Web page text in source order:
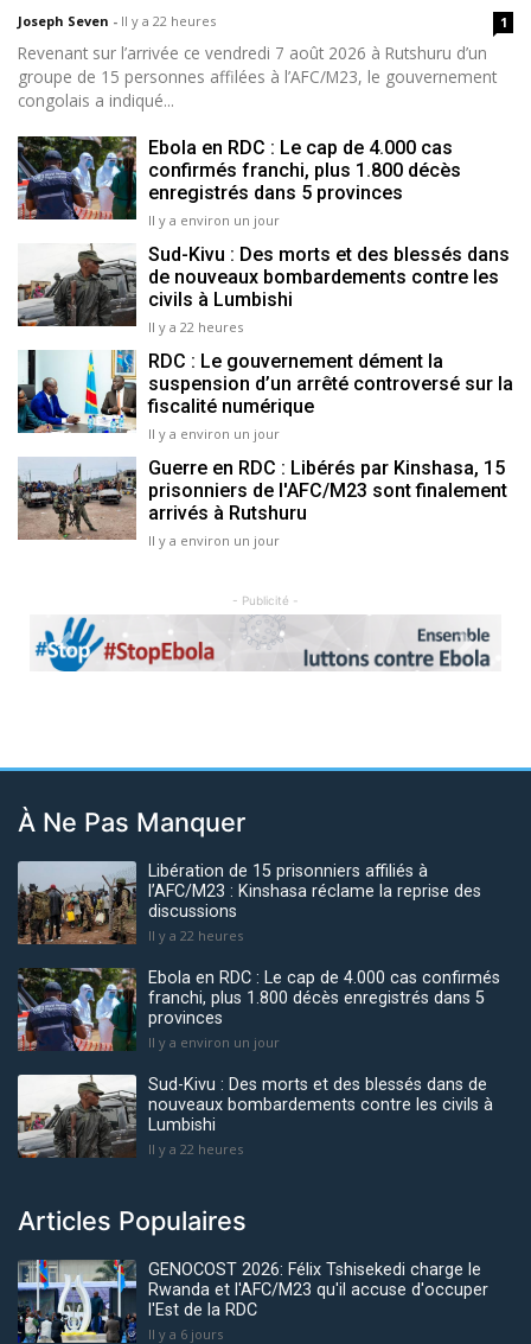
Joseph Seven - Il y a 22 heures 1
Revenant sur l’arrivée ce vendredi 7 août 2026 à Rutshuru d’un
groupe de 15 personnes affilées à l’AFC/M23, le gouvernement
congolais a indiqué...
Ebola en RDC : Le cap de 4.000 cas
confirmés franchi, plus 1.800 décès
enregistrés dans 5 provinces
Il y a environ un jour
Sud-Kivu : Des morts et des blessés dans
de nouveaux bombardements contre les
civils à Lumbishi
Il y a 22 heures
RDC : Le gouvernement dément la
suspension d’un arrêté controversé sur la
fiscalité numérique
Il y a environ un jour
Guerre en RDC : Libérés par Kinshasa, 15
prisonniers de l'AFC/M23 sont finalement
arrivés à Rutshuru
Il y a environ un jour
- Publicité -
Previous Next
À Ne Pas Manquer
Libération de 15 prisonniers affiliés à
l’AFC/M23 : Kinshasa réclame la reprise des
discussions
Il y a 22 heures
Ebola en RDC : Le cap de 4.000 cas confirmés
franchi, plus 1.800 décès enregistrés dans 5
provinces
Il y a environ un jour
Sud-Kivu : Des morts et des blessés dans de
nouveaux bombardements contre les civils à
Lumbishi
Il y a 22 heures
Articles Populaires
GENOCOST 2026: Félix Tshisekedi charge le
Rwanda et l'AFC/M23 qu'il accuse d'occuper
l'Est de la RDC
Il y a 6 jours